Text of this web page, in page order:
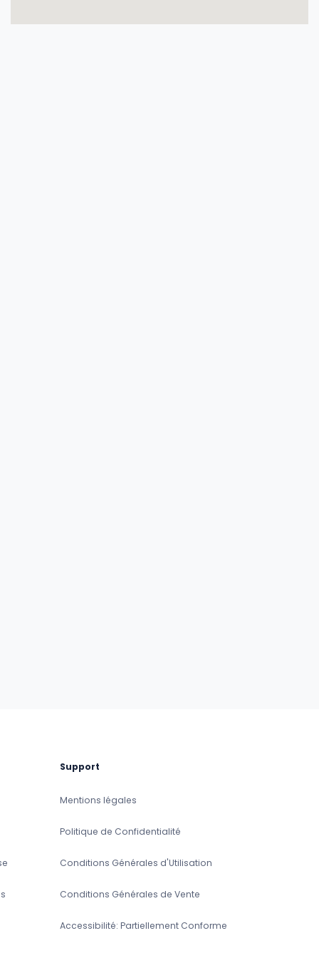
Support
Mentions légales
Politique de Confidentialité
Conditions Générales d'Utilisation
Conditions Générales de Vente
Accessibilité: Partiellement Conforme